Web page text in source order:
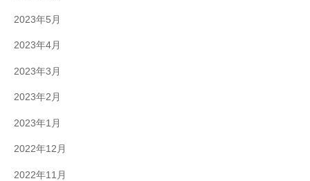
2023年5月
2023年4月
2023年3月
2023年2月
2023年1月
2022年12月
2022年11月